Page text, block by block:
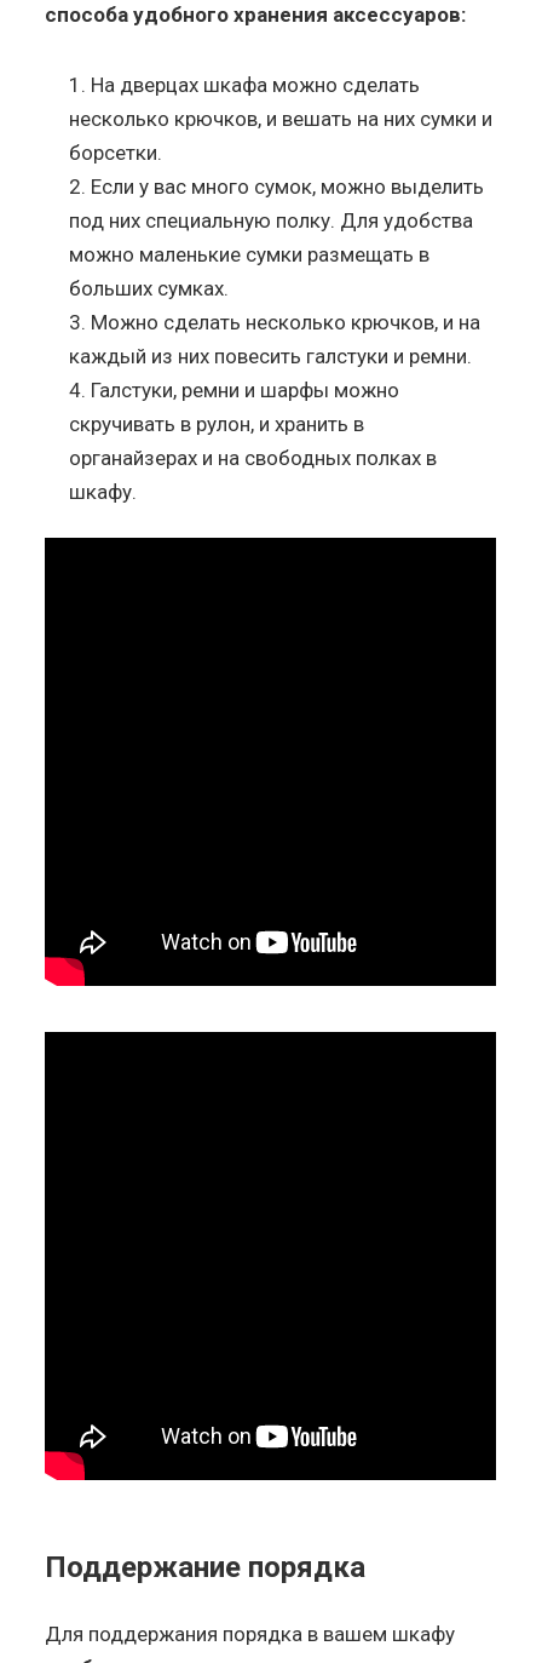
способа удобного хранения аксессуаров:
На дверцах шкафа можно сделать
несколько крючков, и вешать на них сумки и
борсетки.
Если у вас много сумок, можно выделить
под них специальную полку. Для удобства
можно маленькие сумки размещать в
больших сумках.
Можно сделать несколько крючков, и на
каждый из них повесить галстуки и ремни.
Галстуки, ремни и шарфы можно
скручивать в рулон, и хранить в
органайзерах и на свободных полках в
шкафу.
Поддержание порядка
Для поддержания порядка в вашем шкафу